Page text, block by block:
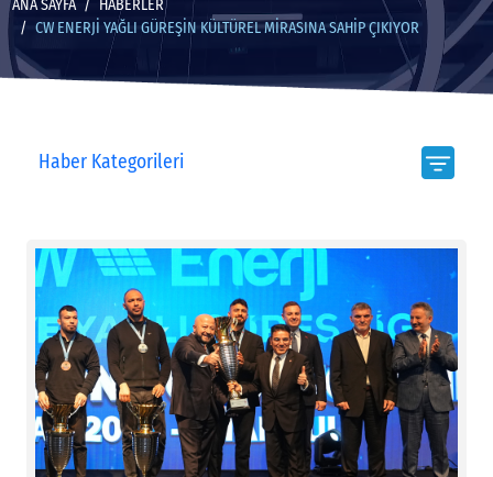
ANA SAYFA
HABERLER
CW ENERJI YAĞLI GÜREŞIN KÜLTÜREL MIRASINA SAHIP ÇIKIYOR
Haber Kategorileri